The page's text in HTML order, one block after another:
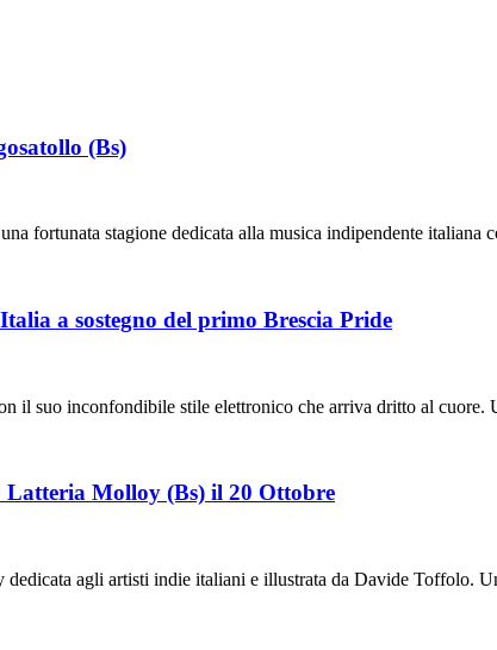
(Bs)
fortunata stagione dedicata alla musica indipendente
a sostegno del primo Brescia Pride
il suo inconfondibile stile elettronico che arriva dritto al cuore.
Molloy (Bs) il 20 Ottobre
agli artisti indie italiani e illustrata da Davide Toffolo.